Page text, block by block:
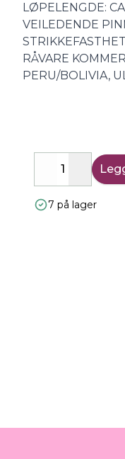
LØPELENGDE:
VEILEDENDE
RÅVARE
PERU/BOLIVIA,
Decrease
7 på lager